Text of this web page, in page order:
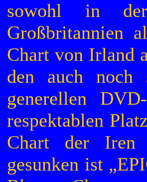
sowohl in der
Großbritannien
Chart von Irland
den auch
generellen
respektablen
Chart der Iren
gesunken ist